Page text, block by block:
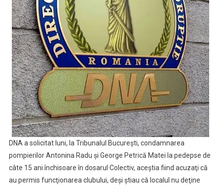
DNA a solicitat luni, la Tribunalul Bucureşti, condamnarea
pompierilor Antonina Radu şi George Petrică Matei la pedepse de
câte 15 ani închisoare în dosarul Colectiv, aceştia fiind acuzaţi că
au permis funcţionarea clubului, deşi ştiau că localul nu deţine